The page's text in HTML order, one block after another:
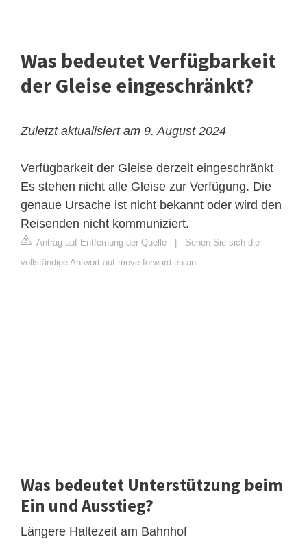
Was bedeutet Verfügbarkeit
der Gleise eingeschränkt?
Zuletzt aktualisiert am 9. August 2024
Verfügbarkeit der Gleise derzeit eingeschränkt
Es stehen nicht alle Gleise zur Verfügung. Die
genaue Ursache ist nicht bekannt oder wird den
Reisenden nicht kommuniziert.
Antrag auf Entfernung der Quelle
Sehen Sie sich die
vollständige Antwort auf move-forward.eu an
Was bedeutet Unterstützung beim
Ein und Ausstieg?
Längere Haltezeit am Bahnhof